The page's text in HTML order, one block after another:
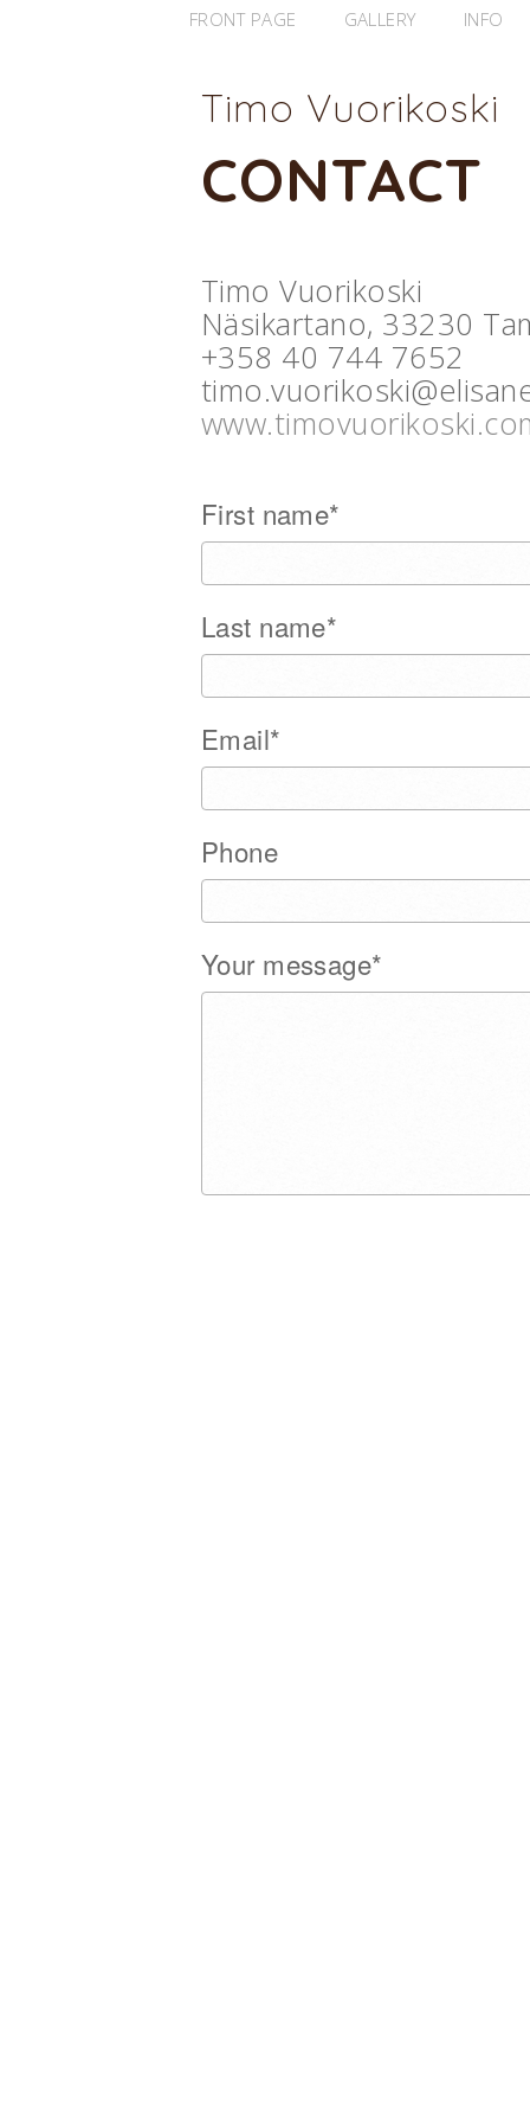
FRONT PAGE GALLERY INFO
Timo Vuorikoski
CONTACT
Timo Vuorikoski
Näsikartano, 33230
+358 40 744 7652
First name*
Last name*
Email*
Phone
Your message*